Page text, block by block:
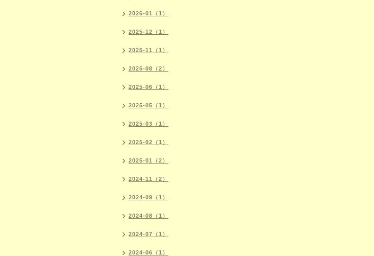
2026-01（1）
2025-12（1）
2025-11（1）
2025-08（2）
2025-06（1）
2025-05（1）
2025-03（1）
2025-02（1）
2025-01（2）
2024-11（2）
2024-09（1）
2024-08（1）
2024-07（1）
2024-06（1）